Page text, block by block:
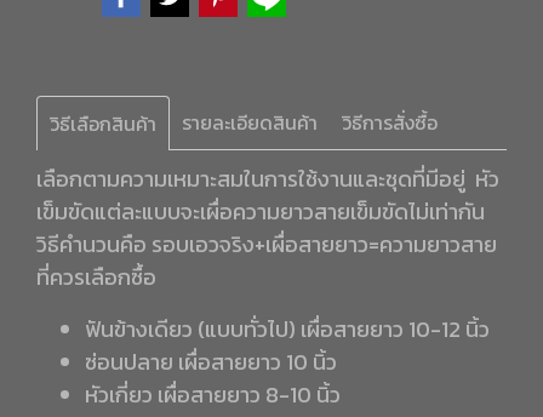
วิธีเลือกสินค้า รายละเอียดสินค้า วิธีการสั่งซื้อ
เลือกตามความเหมาะสมในการใช้งานและชุดที่มีอยู่ หัว
เข็มขัดแต่ละแบบจะเผื่อความยาวสายเข็มขัดไม่เท่ากัน
วิธีคำนวนคือ รอบเอวจริง+เผื่อสายยาว=ความยาวสาย
ที่ควรเลือกซื้อ
ฟันข้างเดียว (แบบทั่วไป) เผื่อสายยาว 10-12 นิ้ว
ซ่อนปลาย เผื่อสายยาว 10 นิ้ว
หัวเกี่ยว เผื่อสายยาว 8-10 นิ้ว